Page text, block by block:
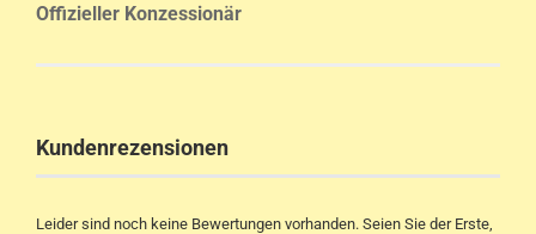
Offizieller Konzessionär
Kundenrezensionen
Leider sind noch keine Bewertungen vorhanden. Seien Sie der Erste,